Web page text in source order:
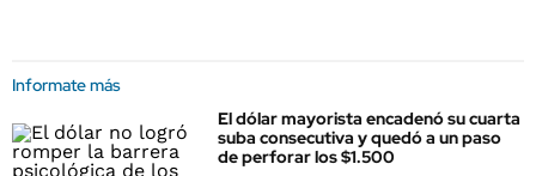
Informate más
El dólar mayorista encadenó su cuarta
suba consecutiva y quedó a un paso
de perforar los $1.500